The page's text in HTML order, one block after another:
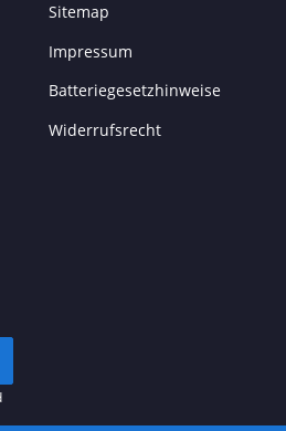
Sitemap
Impressum
Batteriegesetzhinweise
Widerrufsrecht